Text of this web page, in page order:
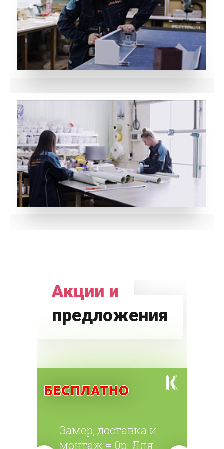
Акции и
предложения
Замер, доставка и
монтаж = 0р. Для